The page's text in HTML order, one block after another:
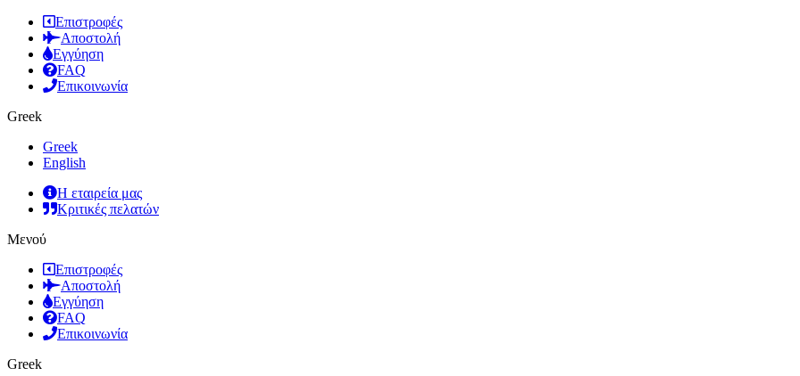
Επιστροφές
Αποστολή
Εγγύηση
FAQ
Επικοινωνία
Greek
Greek
English
Η εταιρεία μας
Κριτικές πελατών
Μενού
Επιστροφές
Αποστολή
Εγγύηση
FAQ
Επικοινωνία
Greek